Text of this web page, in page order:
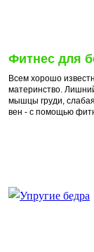
Фитнес для
Всем хорошо
материнство.
мышцы груди,
вен - с помощью